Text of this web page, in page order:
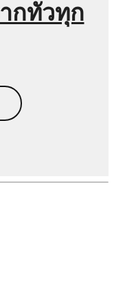
กทั่วทุก